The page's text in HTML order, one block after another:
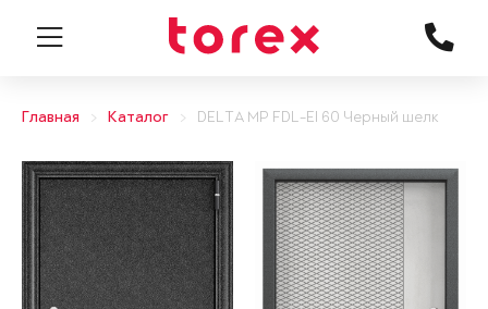
Главная Каталог DELTA MP FDL-EI 60 Черный шелк